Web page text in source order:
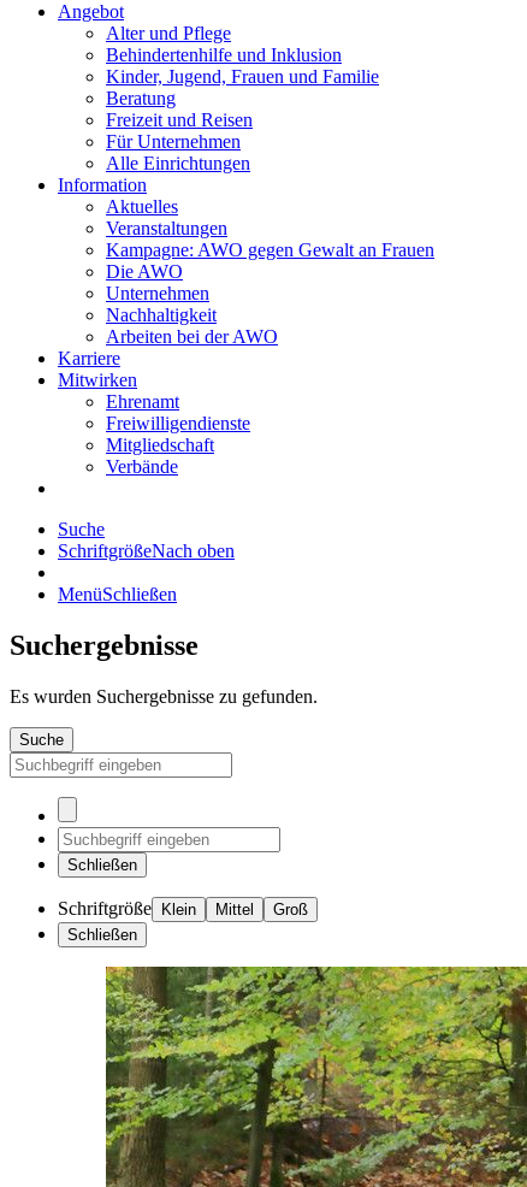
Angebot
Alter und Pflege
Behindertenhilfe und Inklusion
Kinder, Jugend, Frauen und Familie
Beratung
Freizeit und Reisen
Für Unternehmen
Alle Einrichtungen
Information
Aktuelles
Veranstaltungen
Kampagne: AWO gegen Gewalt an Frauen
Die AWO
Unternehmen
Nachhaltigkeit
Arbeiten bei der AWO
Karriere
Mitwirken
Ehrenamt
Freiwilligendienste
Mitgliedschaft
Verbände
Suche
SchriftgrößeNach oben
MenüSchließen
Suchergebnisse
Es wurden Suchergebnisse zu gefunden.
Suche
Schließen
Schriftgröße Klein Mittel
Groß
Schließen